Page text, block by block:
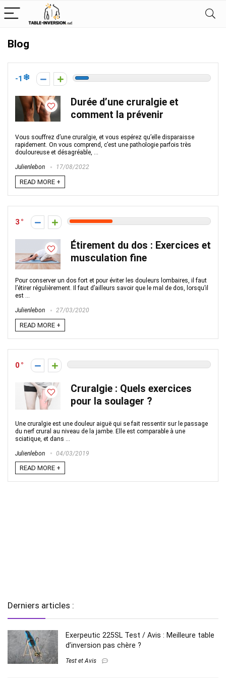
Blog
-1
Durée d’une cruralgie et
comment la prévenir
Vous souffrez d’une cruralgie, et vous espérez qu’elle disparaisse
rapidement. On vous comprend, c’est une pathologie parfois très
douloureuse et désagréable, ...
Julienlebon 17/08/2022
READ MORE +
3
Étirement du dos : Exercices et
musculation fine
Pour conserver un dos fort et pour éviter les douleurs lombaires, il faut
l’étirer régulièrement. Il faut d’ailleurs savoir que le mal de dos, lorsqu’il
est ...
Julienlebon 27/03/2020
READ MORE +
0
Cruralgie : Quels exercices
pour la soulager ?
Une cruralgie est une douleur aiguë qui se fait ressentir sur le passage
du nerf crural au niveau de la jambe. Elle est comparable à une
sciatique, et dans ...
Julienlebon 04/03/2019
READ MORE +
Derniers articles :
Exerpeutic 225SL Test / Avis : Meilleure table
d’inversion pas chère ?
Test et Avis